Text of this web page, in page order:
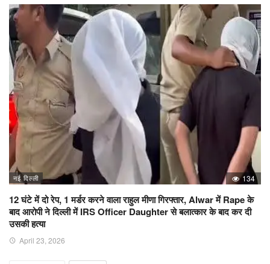
नई दिल्ली 134
12 घंटे में दो रेप, 1 मर्डर करने वाला राहुल मीणा गिरफ्तार, Alwar में Rape के
बाद आरोपी ने दिल्ली में IRS Officer Daughter से बलात्कार के बाद कर दी
उसकी हत्या
April 23, 2026